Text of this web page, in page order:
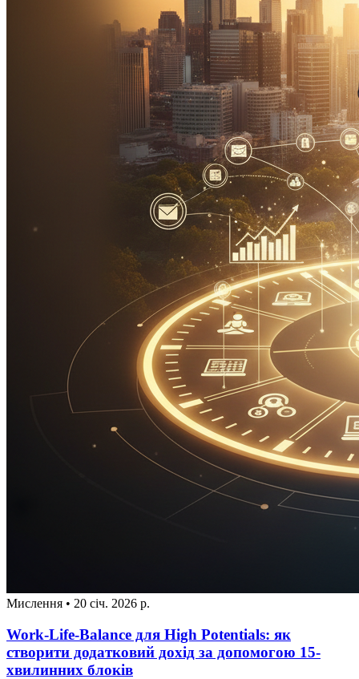
Мислення • 20 січ. 2026 р.
Work-Life-Balance для High Potentials: як
створити додатковий дохід за допомогою 15-
хвилинних блоків